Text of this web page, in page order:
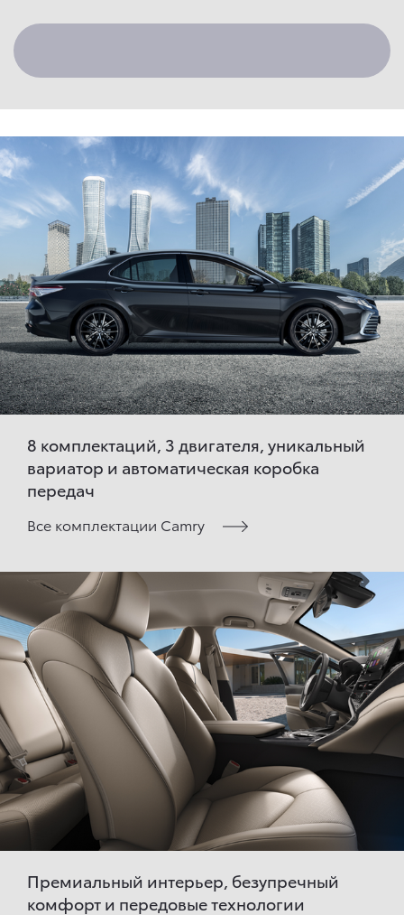
8 комплектаций, 3 двигателя, уникальный
вариатор и автоматическая коробка
передач
Все комплектации Camry
Премиальный интерьер, безупречный
комфорт и передовые технологии